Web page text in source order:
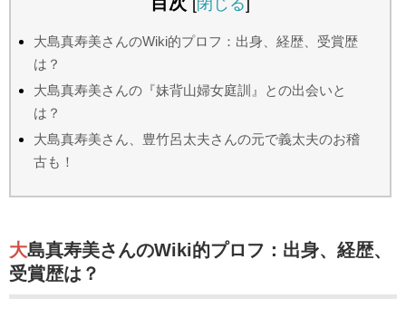
[閉じる]
大島真寿美さんのWiki的プロフ：出身、経歴、受賞歴
は？
大島真寿美さんの『妹背山婦女庭訓』との出会いと
は？
大島真寿美さん、豊竹呂太夫さんの元で義太夫のお稽
古も！
大島真寿美さんのWiki的プロフ：出身、経歴、
受賞歴は？